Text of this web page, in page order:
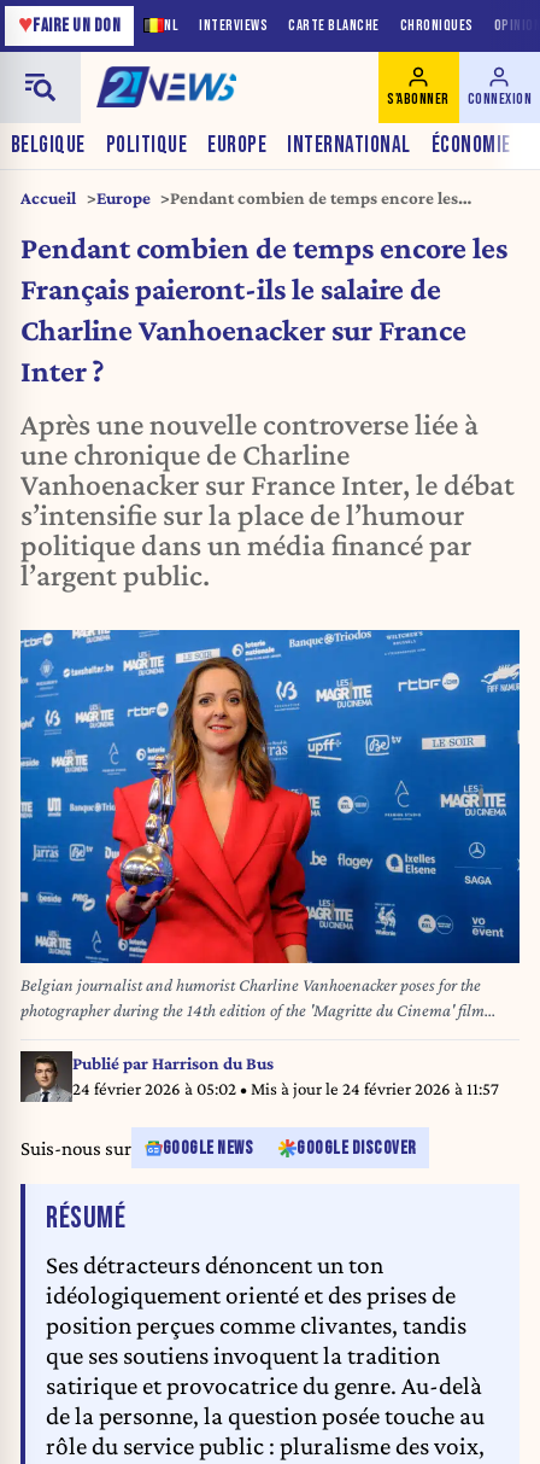
NL INTERVIEWS CARTE BLANCHE CHRONIQUES
♥FAIRE UN DON
BELGIQUE POLITIQUE EUROPE INTERNATIONAL ÉCONOMIE
S'ABONNER CONNEXION
Accueil Europe
Pendant combien de temps encore les
Vanhoenacker sur France Inter ?
Pendant combien de temps encore les
Français paieront-ils le salaire de
Charline Vanhoenacker sur France
Inter ?
Après une nouvelle controverse liée à
une chronique de Charline
Vanhoenacker sur France Inter, le débat
s’intensifie sur la place de l’humour
politique dans un média financé par
l’argent public.
Belgian journalist and humorist Charline Vanhoenacker poses for the
photographer during the 14th edition of the 'Magritte du Cinema' film
awards ceremony, Saturday 22 February 2025, in Brussels. The awards are
rewarded to movies of Belgian French-speaking producers. BELGA PHOTO
HATIM KAGHAT
Publié parHarrison du Bus
24 février 2026 à 05:02• Mis à jour le 24 février 2026 à 11:57
Suis-nous sur GOOGLE NEWS GOOGLE DISCOVER
RÉSUMÉDE L'ARTICLE
Ses détracteurs dénoncent un ton
idéologiquement orienté et des prises de
position perçues comme clivantes, tandis
que ses soutiens invoquent la tradition
satirique et provocatrice du genre. Au-delà
de la personne, la question posée touche au
rôle du service public : pluralisme des voix,